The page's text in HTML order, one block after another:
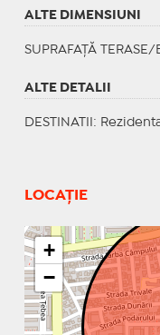
ALTE DIMENSIUNI
SUPRAFAȚĂ
ALTE DETALII
DESTINATII :
LOCAȚIE
+
−